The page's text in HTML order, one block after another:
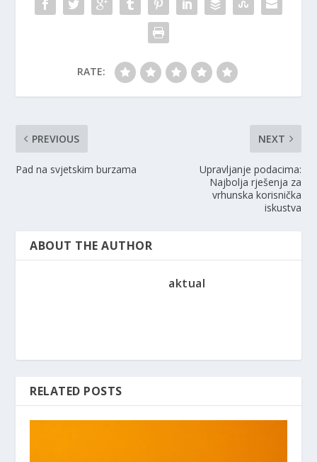
RATE:
PREVIOUS
Pad na svjetskim burzama
NEXT
Upravljanje podacima:
Najbolja rješenja za
vrhunska korisnička
iskustva
ABOUT THE AUTHOR
aktual
RELATED POSTS